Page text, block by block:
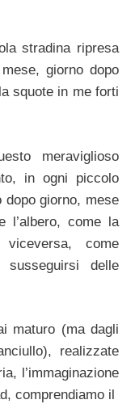
stradina ripresa
giorno dopo
squote in me forti
meraviglioso
in ogni piccolo
dopo giorno, mese
l’albero, come la
come
delle
maturo (ma dagli
realizzate
l’immaginazione
comprendiamo il